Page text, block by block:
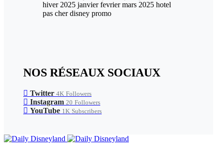
NOS RÉSEAUX SOCIAUX
Twitter 4K Followers
Instagram 20 Followers
YouTube 1K Subscribers